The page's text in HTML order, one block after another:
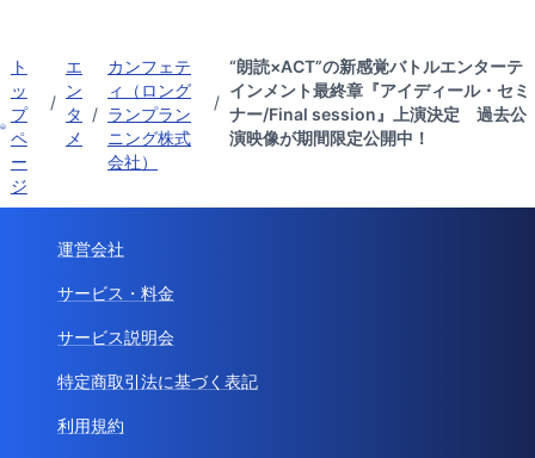
ト
ッ
プ
ペ
ー
ジ
/
エ
ン
タ
メ
/
カンフェテ
ィ（ロング
ランプラン
ニング株式
会社）
/
“朗読×ACT”の新感覚バトルエンターテ
インメント最終章『アイディール・セミ
ナー/Final session』上演決定 過去公
演映像が期間限定公開中！
運営会社
サービス・料金
サービス説明会
特定商取引法に基づく表記
利用規約